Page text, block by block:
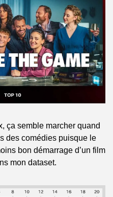
ça semble marcher quand
des comédies puisque le
bon démarrage d’un film
mon dataset.